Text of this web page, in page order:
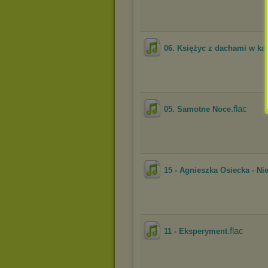
06. Księżyc z dachami w
05. Samotne Noce.flac
15 - Agnieszka Osiecka -
11 - Eksperyment.flac